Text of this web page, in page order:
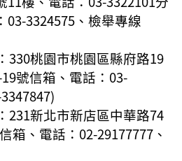
03-3324575、檢舉專線
330桃園市桃園區縣府路19
號信箱、電話：03-
)
231新北市新店區中華路74
箱、電話：02-29177777、